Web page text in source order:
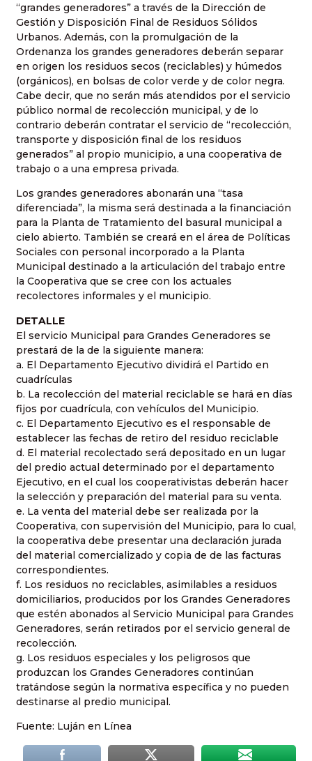
“grandes generadores” a través de la Dirección de
Gestión y Disposición Final de Residuos Sólidos
Urbanos. Además, con la promulgación de la
Ordenanza los grandes generadores deberán separar
en origen los residuos secos (reciclables) y húmedos
(orgánicos), en bolsas de color verde y de color negra.
Cabe decir, que no serán más atendidos por el servicio
público normal de recolección municipal, y de lo
contrario deberán contratar el servicio de “recolección,
transporte y disposición final de los residuos
generados” al propio municipio, a una cooperativa de
trabajo o a una empresa privada.
Los grandes generadores abonarán una “tasa
diferenciada”, la misma será destinada a la financiación
para la Planta de Tratamiento del basural municipal a
cielo abierto. También se creará en el área de Políticas
Sociales con personal incorporado a la Planta
Municipal destinado a la articulación del trabajo entre
la Cooperativa que se cree con los actuales
recolectores informales y el municipio.
DETALLE
El servicio Municipal para Grandes Generadores se
prestará de la de la siguiente manera:
a. El Departamento Ejecutivo dividirá el Partido en
cuadrículas
b. La recolección del material reciclable se hará en días
fijos por cuadrícula, con vehículos del Municipio.
c. El Departamento Ejecutivo es el responsable de
establecer las fechas de retiro del residuo reciclable
d. El material recolectado será depositado en un lugar
del predio actual determinado por el departamento
Ejecutivo, en el cual los cooperativistas deberán hacer
la selección y preparación del material para su venta.
e. La venta del material debe ser realizada por la
Cooperativa, con supervisión del Municipio, para lo cual,
la cooperativa debe presentar una declaración jurada
del material comercializado y copia de de las facturas
correspondientes.
f. Los residuos no reciclables, asimilables a residuos
domiciliarios, producidos por los Grandes Generadores
que estén abonados al Servicio Municipal para Grandes
Generadores, serán retirados por el servicio general de
recolección.
g. Los residuos especiales y los peligrosos que
produzcan los Grandes Generadores continúan
tratándose según la normativa específica y no pueden
destinarse al predio municipal.
Fuente: Luján en Línea